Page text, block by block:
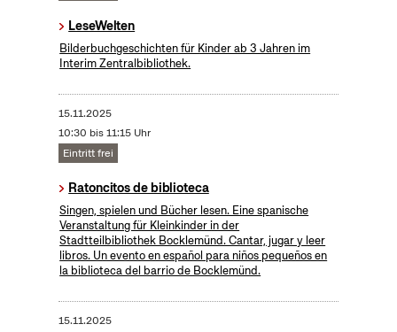
LeseWelten
Bilderbuchgeschichten für Kinder ab 3 Jahren im
Interim Zentralbibliothek.
15.11.2025
10:30 bis 11:15 Uhr
Eintritt frei
Ratoncitos de biblioteca
Singen, spielen und Bücher lesen. Eine spanische
Veranstaltung für Kleinkinder in der
Stadtteilbibliothek Bocklemünd. Cantar, jugar y leer
libros. Un evento en español para niños pequeños en
la biblioteca del barrio de Bocklemünd.
15.11.2025